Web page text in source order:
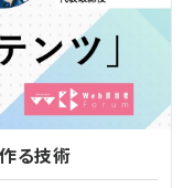
る技術